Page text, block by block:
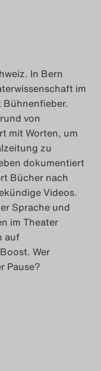
In Bern
im
Bühnenfieber.
von
mit Worten, um
zu
dokumentiert
Bücher nach
Videos.
Sprache und
im Theater
auf
Wer
Pause?